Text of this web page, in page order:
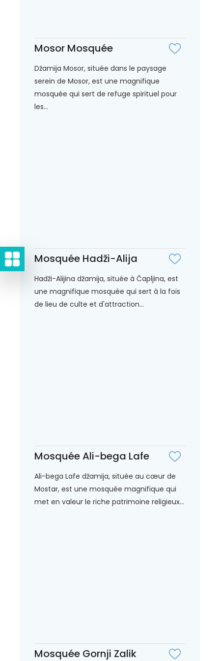
Mosor Mosquée
Džamija Mosor, située dans le paysage
serein de Mosor, est une magnifique
mosquée qui sert de refuge spirituel pour
les...
Mosquée Hadži-Alija
Hadži-Alijina džamija, située à Čapljina, est
une magnifique mosquée qui sert à la fois
de lieu de culte et d'attraction...
Mosquée Ali-bega Lafe
Ali-bega Lafe džamija, située au cœur de
Mostar, est une mosquée magnifique qui
met en valeur le riche patrimoine religieux...
Mosquée Gornji Zalik